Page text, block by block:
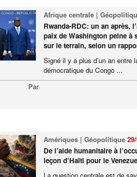
Afrique centrale |
Rwanda-RDC: un an après,
paix de Washington peine à
sur le terrain, selon un
Signé il y a plus d’un an entre
démocratique du Congo ...
Par
Amériques | Géopolitique
De l’aide humanitaire à
leçon d’Haïti pour le